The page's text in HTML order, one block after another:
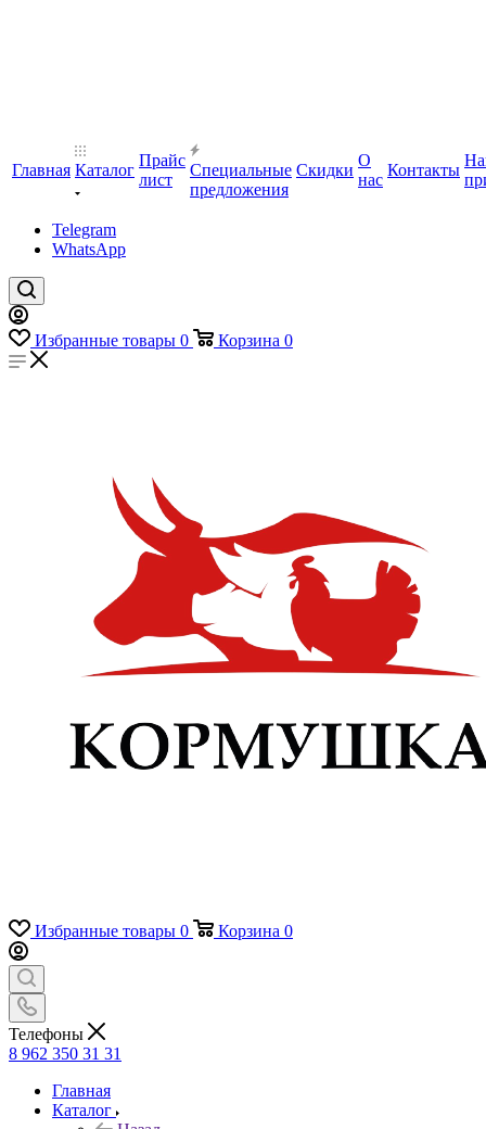
Главная Каталог
Прайс
лист
Специальные
предложения
Скидки
О
нас
Контакты
Telegram
WhatsApp
Избранные товары 0 Корзина 0
Избранные товары 0 Корзина 0
Телефоны
8 962 350 31 31
Главная
Каталог